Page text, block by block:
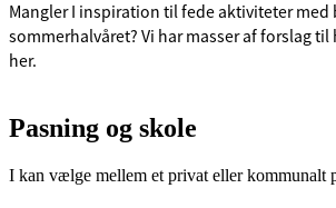
Mangler I inspiration til fede aktiviteter med
sommerhalvåret? Vi har masser af forslag
her.
Pasning og skole
I kan vælge mellem et privat eller kommunalt